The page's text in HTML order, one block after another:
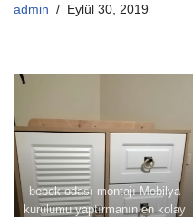
admin Eylül 30, 2019
bebek odası montajı Mobilya
kurulumu yaptırmanın en kolay